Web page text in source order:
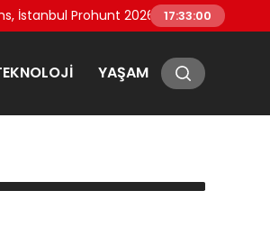
İstanbul Prohunt 2026’da yeni nesil
17:33:00
YAŞAM